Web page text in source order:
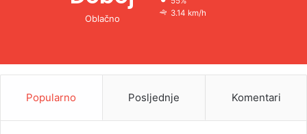
Oblačno
3.14 km/h
Popularno Posljednje Komentari